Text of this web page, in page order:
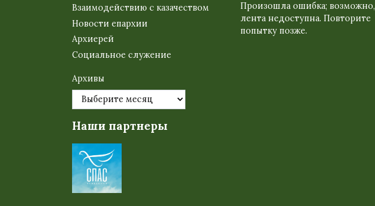
Взаимодействию с казачеством
Новости епархии
Архиерей
Социальное служение
Архивы
Наши партнеры
Произошла ошибка; возможно,
лента недоступна. Повторите
попытку позже.